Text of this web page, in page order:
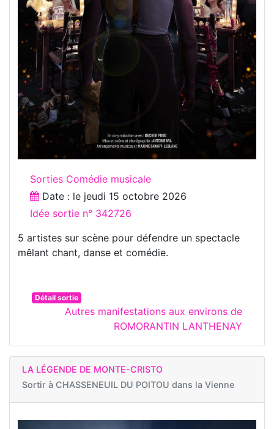
Sorties Comédie musicale
Date : le jeudi 15 octobre 2026
Idée sortie n° 342726
5 artistes sur scène pour défendre un spectacle
mêlant chant, danse et comédie.
Détail sortie
Autres manifestations aux environs de
ROMORANTIN LANTHENAY
LA LÉGENDE DE MONTE-CRISTO
Sortir à CHASSENEUIL DU POITOU dans la Vienne